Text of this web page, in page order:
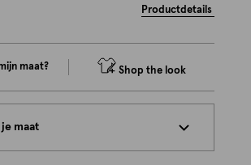
Productdetails
maat? Shop the look
maat